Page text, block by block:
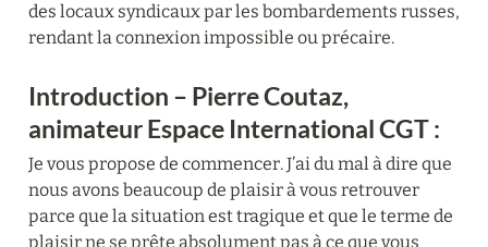
des locaux syndicaux par les bombardements russes,
rendant la connexion impossible ou précaire.
Introduction – Pierre Coutaz,
animateur Espace International CGT :
Je vous propose de commencer. J’ai du mal à dire que
nous avons beaucoup de plaisir à vous retrouver
parce que la situation est tragique et que le terme de
plaisir ne se prête absolument pas à ce que vous